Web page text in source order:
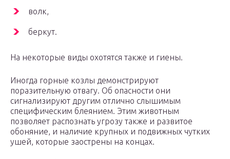
волк,
беркут.
На некоторые виды охотятся также и гиены.
Иногда горные козлы демонстрируют
поразительную отвагу. Об опасности они
сигнализируют другим отлично слышимым
специфическим блеянием. Этим животным
позволяет распознать угрозу также и развитое
обоняние, и наличие крупных и подвижных чутких
ушей, которые заострены на концах.